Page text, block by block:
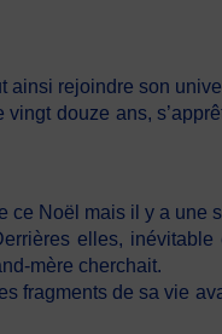
ainsi rejoindre son
douze ans,
ce Noël mais il y a
elles,
mère cherchait.
de sa vie